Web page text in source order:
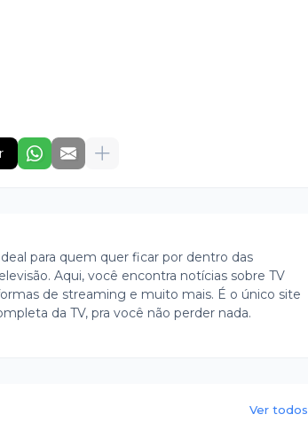
para quem quer ficar por dentro das
Aqui, você encontra notícias sobre TV
de streaming e muito mais. É o único site
da TV, pra você não perder nada.
Ver todos